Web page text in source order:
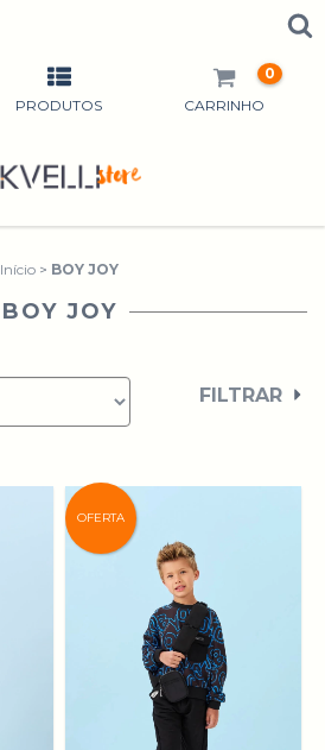
PRODUTOS CARRINHO
0
Início > BOY JOY
BOY JOY
FILTRAR
OFERTA